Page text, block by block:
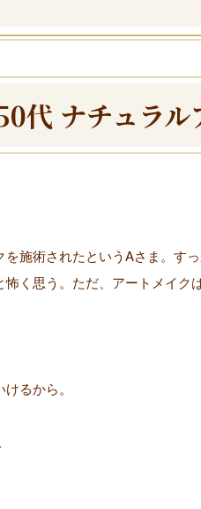
代 ナチュラル
施術されたというAさま。す
く思う。ただ、アートメイ
るから。